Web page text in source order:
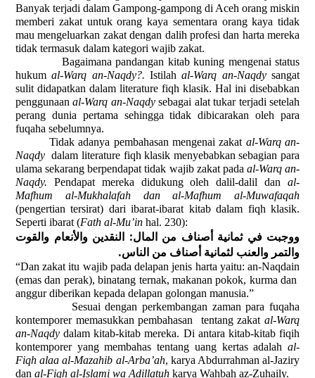
Banyak terjadi dalam Gampong-gampong di Aceh orang miskin
memberi zakat untuk orang kaya sementara orang kaya tidak
mau mengeluarkan zakat dengan dalih profesi dan harta mereka
tidak termasuk dalam kategori wajib zakat.
Bagaimana pandangan kitab kuning mengenai status
hukumal-Warq an-Naqdy?.Istilahal-Warq an-Naqdysangat
sulit didapatkan dalam literature fiqh klasik. Hal ini disebabkan
penggunaanal-Warq an-Naqdysebagai alat tukar terjadi setelah
perang dunia pertama sehingga tidak dibicarakan oleh para
fuqaha sebelumnya.
Tidak adanya pembahasan mengenai zakat al-Warq an-
Naqdydalam literature fiqh klasik menyebabkan sebagian para
ulama sekarang berpendapat tidak wajib zakat pada al-Warq an-
Naqdy. Pendapat mereka didukung oleh dalil-dalil danal-
Mafhum al-Mukhalafah dan al-Mafhum al-Muwafaqah
(pengertian tersirat) dari ibarat-ibarat kitab dalam fiqh klasik.
Seperti ibarat (Fath al-Mu’in hal. 230):
ووجبت في ثمانية أصناف من المال: النقدين والأنعام والقوت
والتمر والعنب لثمانية أصناف من الناس.
“Dan zakat itu wajib pada delapan jenis harta yaitu: an-Naqdain
(emas dan perak), binatang ternak, makanan pokok, kurma dan
anggur diberikan kepada delapan golongan manusia.”
Sesuai dengan perkembangan zaman para fuqaha
kontemporer memasukkan pembahasan tentang zakat al-Warq
an-Naqdy dalam kitab-kitab mereka. Di antara kitab-kitab fiqih
kontemporer yang membahas tentang uang kertas adalah al-
Fiqh alaa al-Mazahib al-Arba’ah, karya Abdurrahman al-Jaziry
dan al-Fiqh al-Islami wa Adillatuh karya Wahbah az-Zuhaily.